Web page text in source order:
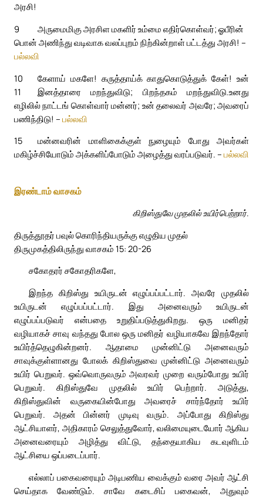
அரசி!
9
அருமைமிகு அரசிள மகளிர் உம்மை எதிர்கொள்வர்; ஓபீரின்
பொன் அணிந்து வடிவாக வலப்புறம் நிற்கின்றாள் பட்டத்து அரசி! –
பல்லவி
10
கேளாய் மகளே! கருத்தாய்க் காதுகொடுத்துக் கேள்! உன்
இனத்தாரை மறந்துவிடு; பிறந்தகம் மறந்துவிடு.
11
உனது
எழிலில் நாட்டங் கொள்வார் மன்னர்; உன் தலைவர் அவரே; அவரைப்
பணிந்திடு! – பல்லவி
15
மன்னவரின் மாளிகைக்குள் நுழையும் போது அவர்கள்
மகிழ்ச்சியோடும் அக்களிப்போடும் அழைத்து வரப்படுவர். – பல்லவி
இரண்டாம் வாசகம்
கிறிஸ்துவே முதலில் உயிர்பெற்றார்.
திருத்தூதர் பவுல் கொரிந்தியருக்கு எழுதிய முதல்
திருமுகத்திலிருந்து வாசகம் 15: 20-26
சகோதரர் சகோதரிகளே,
இறந்த கிறிஸ்து உயிருடன் எழுப்பப்பட்டார். அவரே முதலில்
உயிருடன் எழுப்பப்பட்டார். இது அனைவரும் உயிருடன்
எழுப்பப்படுவர் என்பதை உறுதிப்படுத்துகிறது. ஒரு மனிதர்
வழியாகச் சாவு வந்தது போல ஒரு மனிதர் வழியாகவே இறந்தோர்
உயிர்த்தெழுகின்றனர். ஆதாமை முன்னிட்டு அனைவரும்
சாவுக்குள்ளானது போலக் கிறிஸ்துவை முன்னிட்டு அனைவரும்
உயிர் பெறுவர். ஒவ்வொருவரும் அவரவர் முறை வரும்போது உயிர்
பெறுவர். கிறிஸ்துவே முதலில் உயிர் பெற்றார். அடுத்து,
கிறிஸ்துவின் வருகையின்போது அவரைச் சார்ந்தோர் உயிர்
பெறுவர். அதன் பின்னர் முடிவு வரும். அப்போது கிறிஸ்து
ஆட்சியாளர், அதிகாரம் செலுத்துவோர், வலிமையுடையோர் ஆகிய
அனைவரையும் அழித்து விட்டு, தந்தையாகிய கடவுளிடம்
ஆட்சியை ஒப்படைப்பார்.
எல்லாப் பகைவரையும் அடிபணிய வைக்கும் வரை அவர் ஆட்சி
செய்தாக வேண்டும். சாவே கடைசிப் பகைவன், அதுவும்